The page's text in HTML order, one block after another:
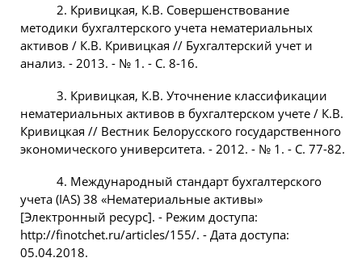
2. Кривицкая, К.В. Совершенствование
методики бухгалтерского учета нематериальных
активов / К.В. Кривицкая // Бухгалтерский учет и
анализ. - 2013. - № 1. - С. 8-16.
3. Кривицкая, К.В. Уточнение классификации
нематериальных активов в бухгалтерском учете / К.В.
Кривицкая // Вестник Белорусского государственного
экономического университета. - 2012. - № 1. - С. 77-82.
4. Международный стандарт бухгалтерского
учета (IAS) 38 «Нематериальные активы»
[Электронный ресурс]. - Режим доступа:
http://finotchet.ru/articles/155/. - Дата доступа:
05.04.2018.